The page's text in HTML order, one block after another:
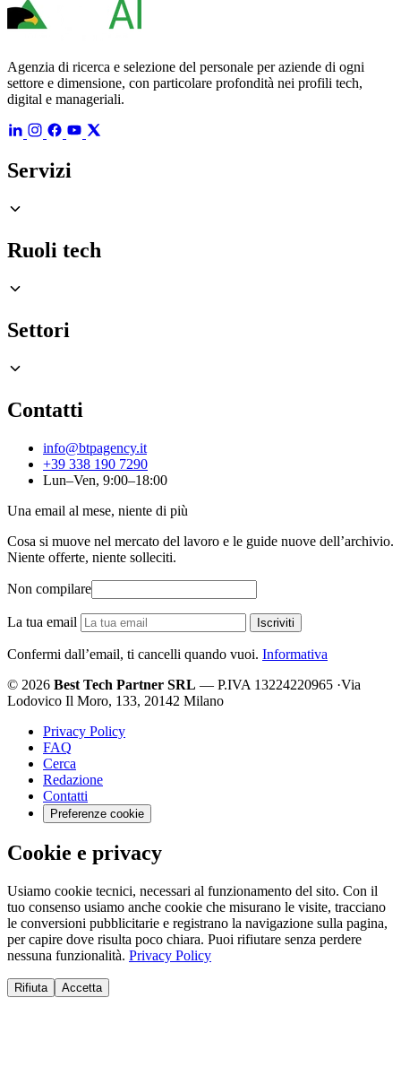
Agenzia di ricerca e selezione del personale per aziende di ogni
settore e dimensione, con particolare profondità nei profili tech,
digital e manageriali.
Servizi
Ruoli tech
Settori
Contatti
info@btpagency.it
+39 338 190 7290
Lun–Ven, 9:00–18:00
Una email al mese, niente di più
Cosa si muove nel mercato del lavoro e le guide nuove dell’archivio.
Niente offerte, niente solleciti.
Non compilare
La tua email Iscriviti
Confermi dall’email, ti cancelli quando vuoi. Informativa
© 2026 Best Tech Partner SRL — P.IVA 13224220965 ·Via
Lodovico Il Moro, 133, 20142 Milano
Privacy Policy
FAQ
Cerca
Redazione
Contatti
Preferenze cookie
Cookie e privacy
Usiamo cookie tecnici, necessari al funzionamento del sito. Con il
tuo consenso usiamo anche cookie che misurano le visite, tracciano
le conversioni pubblicitarie e registrano la navigazione sulla pagina,
per capire dove risulta poco chiara. Puoi rifiutare senza perdere
nessuna funzionalità. Privacy Policy
Rifiuta Accetta